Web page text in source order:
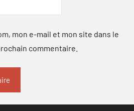
mon e-mail et mon site dans le
commentaire.